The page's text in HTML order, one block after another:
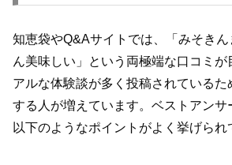
知恵袋やQ&Aサイトでは、「みそきん
ん美味しい」という両極端な口コミが
アルな体験談が多く投稿されているた
する人が増えています。ベストアンサ
以下のようなポイントがよく挙げられ